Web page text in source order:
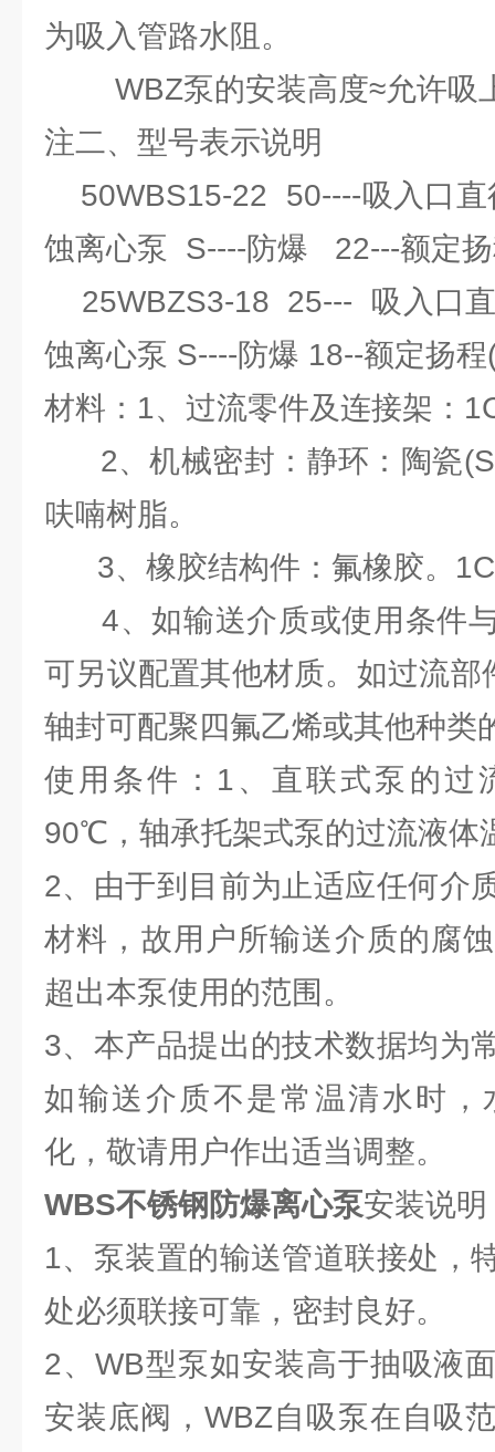
为吸入管路水阻。
WBZ泵的安装高度≈允许吸
注二、型号表示说明
50WBS15-22 50----吸入口直
蚀离心泵 S----防爆 22---额定
25WBZS3-18 25--- 吸入口直
蚀离心泵 S----防爆 18--额定扬程
材料：1、过流零件及连接架：
2、机械密封：静环：陶瓷
呋喃树脂。
3、橡胶结构件：氟橡胶。
4、如输送介质或使用条件
可另议配置其他材质。如过流
轴封可配聚四氟乙烯或其他种类
使用条件：1、直联式泵的过
90℃，轴承托架式泵的过流液
2、由于到目前为止适应任何介
材料，故用户所输送介质的腐
超出本泵使用的范围。
3、本产品提出的技术数据均为
如输送介质不是常温清水时，
化，敬请用户作出适当调整。
WBS不锈钢防爆离心泵安装说明
1、泵装置的输送管道联接处，
处必须联接可靠，密封良好。
2、WB型泵如安装高于抽吸液
安装底阀，WBZ自吸泵在自吸